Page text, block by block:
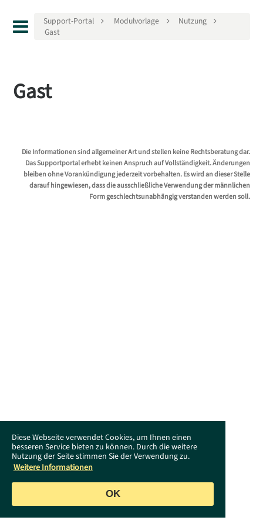
Diese Webseite verwendet Cookies, um Ihnen einen
besseren Service bieten zu können. Durch die weitere
Nutzung der Seite stimmen Sie der Verwendung zu.
Weitere Informationen
OK
Support-Portal Modulvorlage
Nutzung
Gast
Gast
Die Informationen sind allgemeiner Art und stellen keine Rechtsberatung dar.
Das Supportportal erhebt keinen Anspruch auf Vollständigkeit. Änderungen
bleiben ohne Vorankündigung jederzeit vorbehalten. Es wird an dieser Stelle
darauf hingewiesen, dass die ausschließliche Verwendung der männlichen
Form geschlechtsunabhängig verstanden werden soll.